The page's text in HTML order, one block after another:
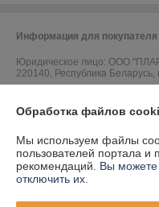
Информация для покупателя
Юридическое лицо: ООО
220140, Республика Беларусь,
Регистрационный орган:
Обработка файлов
Мы используем файлы
пользователей портала и
рекомендаций. Вы можете
отключить их.